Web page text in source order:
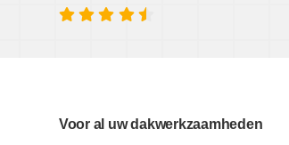
Voor al uw dakwerkzaamheden